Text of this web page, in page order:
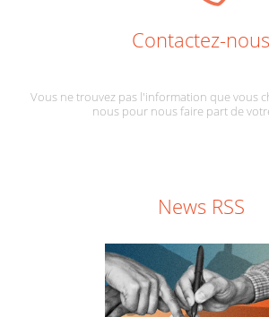
Contactez-nous
Vous ne trouvez pas l'information que vous
nous pour nous faire part de
News RSS